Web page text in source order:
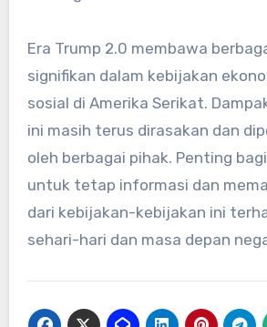
Era Trump 2.0 membawa
signifikan dalam kebijakan
sosial di Amerika Serikat.
ini masih terus dirasakan dan
oleh berbagai pihak. Penting
untuk tetap informasi dan
dari kebijakan-kebijakan ini
sehari-hari dan masa depan